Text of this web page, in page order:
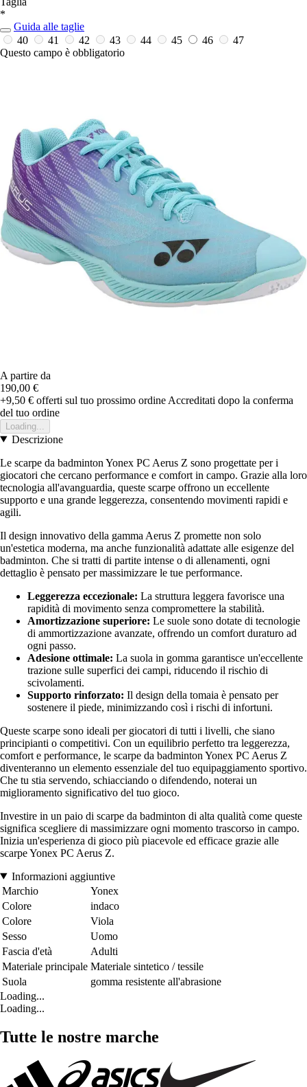
*
Guida alle taglie
40
41 42 43 44 45 46
47
Questo campo è obbligatorio
A partire da
190,00 €
+9,50 € offerti sul tuo prossimo ordine Accreditati dopo la conferma
del tuo ordine
Loading...
Descrizione
Le scarpe da badminton Yonex PC Aerus Z sono progettate per i
giocatori che cercano performance e comfort in campo. Grazie alla loro
tecnologia all'avanguardia, queste scarpe offrono un eccellente
supporto e una grande leggerezza, consentendo movimenti rapidi e
agili.
Il design innovativo della gamma Aerus Z promette non solo
un'estetica moderna, ma anche funzionalità adattate alle esigenze del
badminton. Che si tratti di partite intense o di allenamenti, ogni
dettaglio è pensato per massimizzare le tue performance.
Leggerezza eccezionale: La struttura leggera favorisce una
rapidità di movimento senza compromettere la stabilità.
Amortizzazione superiore: Le suole sono dotate di tecnologie
di ammortizzazione avanzate, offrendo un comfort duraturo ad
ogni passo.
Adesione ottimale: La suola in gomma garantisce un'eccellente
trazione sulle superfici dei campi, riducendo il rischio di
scivolamenti.
Supporto rinforzato: Il design della tomaia è pensato per
sostenere il piede, minimizzando così i rischi di infortuni.
Queste scarpe sono ideali per giocatori di tutti i livelli, che siano
principianti o competitivi. Con un equilibrio perfetto tra leggerezza,
comfort e performance, le scarpe da badminton Yonex PC Aerus Z
diventeranno un elemento essenziale del tuo equipaggiamento sportivo.
Che tu stia servendo, schiacciando o difendendo, noterai un
miglioramento significativo del tuo gioco.
Investire in un paio di scarpe da badminton di alta qualità come queste
significa scegliere di massimizzare ogni momento trascorso in campo.
Inizia un'esperienza di gioco più piacevole ed efficace grazie alle
scarpe Yonex PC Aerus Z.
Informazioni aggiuntive
Marchio
Yonex
Colore
indaco
Colore
Viola
Sesso
Uomo
Fascia d'età
Adulti
Materiale principale Materiale sintetico / tessile
Suola
gomma resistente all'abrasione
Loading...
Loading...
Tutte le nostre marche